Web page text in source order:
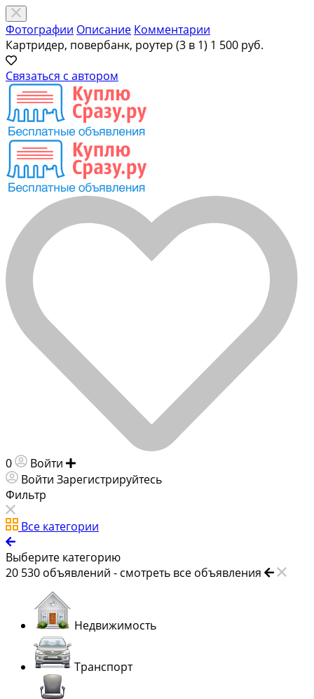
Фотографии Описание Комментарии
Картридер, повербанк, роутер (3 в 1) 1 500 руб.
Связаться с автором
0 Войти
Войти Зарегистрируйтесь
Фильтр
Все категории
Выберите категорию
20 530 объявлений - смотреть все объявления
Недвижимость
Транспорт